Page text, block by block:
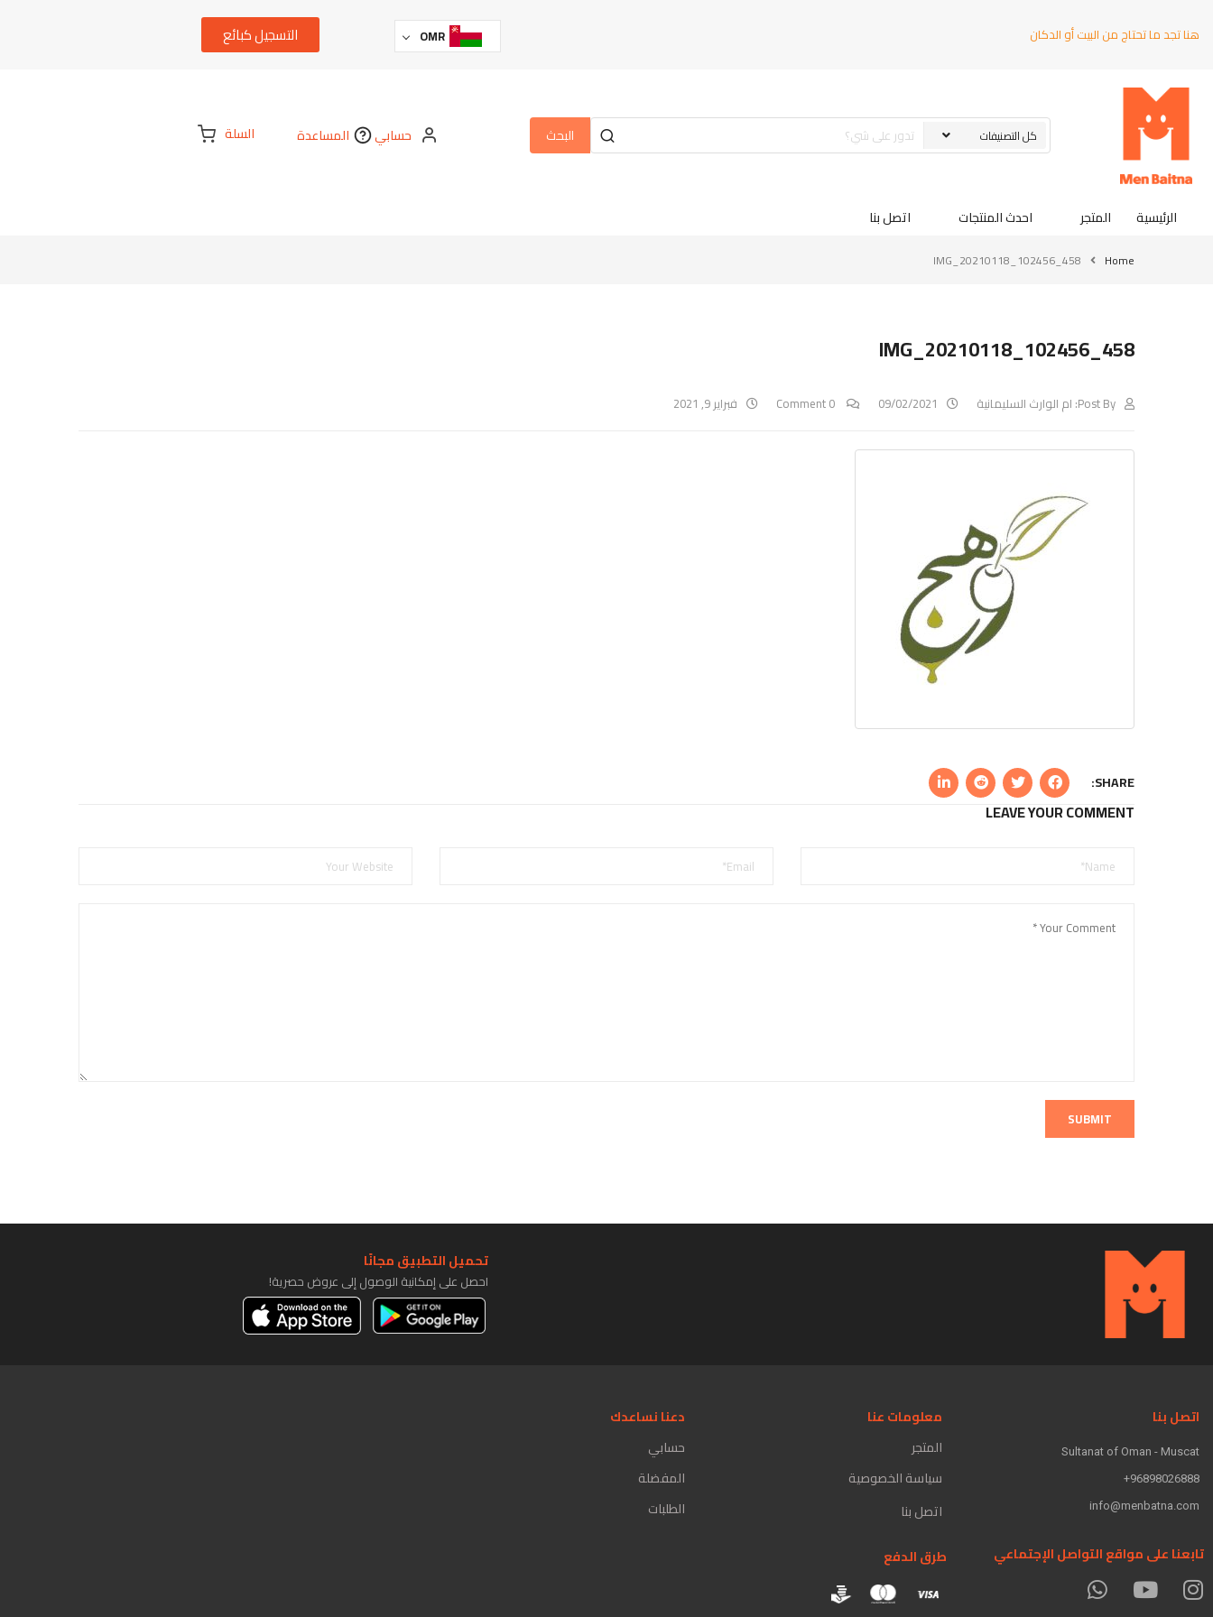
هنا تجد ما تحتاج من البيت أو الدكان OMR التسجيل كبائع
البحث حسابي المساعدة السلة
الرئيسية المتجر احدث المنتجات اتصل بنا
Home
IMG_20210118_102456_458
IMG_20210118_102456_458
Post By: ام الوارث السليمانية 09/02/2021 فبراير 9, 2021
SHARE:
LEAVE YOUR COMMENT
SUBMIT
تحميل التطبيق مجانًا
احصل على إمكانية الوصول إلى عروض حصرية!
اتصل بنا
Sultanat of Oman - Muscat
96898026888+
info@menbatna.com
معلومات عنا
المتجر
سياسة الخصوصية
اتصل بنا
دعنا نساعدك
حسابي
المفضلة
الطلبات
تابعنا على مواقع التواصل الإجتماعي
طرق الدفع